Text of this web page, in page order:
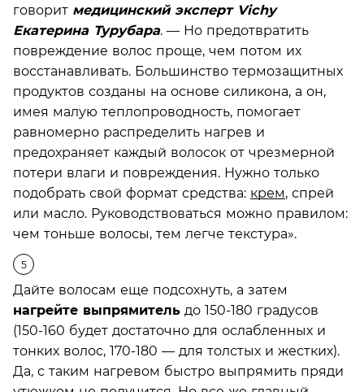
говорит медицинский эксперт Vichy
Екатерина Турубара. — Но предотвратить
повреждение волос проще, чем потом их
восстанавливать. Большинство термозащитных
продуктов созданы на основе силикона, а он,
имея малую теплопроводность, помогает
равномерно распределить нагрев и
предохраняет каждый волосок от чрезмерной
потери влаги и повреждения. Нужно только
подобрать свой формат средства: крем, спрей
или масло. Руководствоваться можно правилом:
чем тоньше волосы, тем легче текстура».
Дайте волосам еще подсохнуть, а затем
нагрейте выпрямитель до 150-180 градусов
(150-160 будет достаточно для ослабленных и
тонких волос, 170-180 — для толстых и жестких).
Да, с таким нагревом быстро выпрямить пряди